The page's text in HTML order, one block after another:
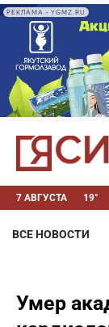
РЕКЛАМА • YGMZ.RU
7 АВГУСТА 19°
ВСЕ НОВОСТИ
Умер